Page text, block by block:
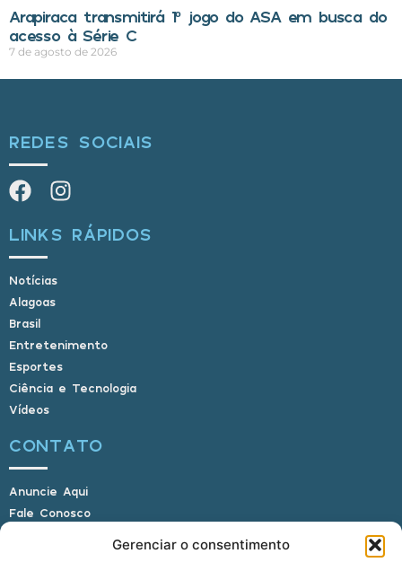
Gerenciar o consentimento
Arapiraca transmitirá 1º jogo do ASA em busca do
acesso à Série C
7 de agosto de 2026
REDES SOCIAIS
LINKS RÁPIDOS
Notícias
Alagoas
Brasil
Entretenimento
Esportes
Ciência e Tecnologia
Vídeos
CONTATO
Anuncie Aqui
Fale Conosco